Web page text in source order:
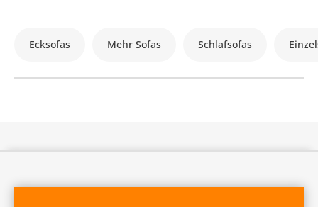
Ecksofas Mehr Sofas Schlafsofas